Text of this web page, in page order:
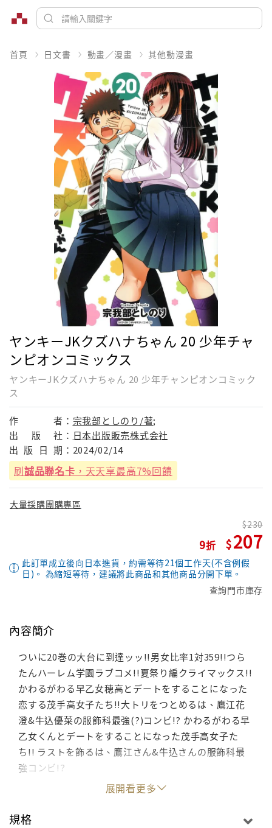
首頁 日文書 動畫／漫畫 其他動漫畫
ヤンキーJKクズハナちゃん 20 少年チャ
ンピオンコミックス
ヤンキーJKクズハナちゃん 20 少年チャンピオンコミック
ス
作 者： 宗我部としのり/著;
出
版 社： 日本出版販売株式会社
出 版 日 期： 2024/02/14
刷誠品聯名卡 ，天天享最高7%回饋
大量採購團購專區
9
230
207
此訂單成立後向日本進貨，約需等待21個工作天(不含例假
日)。 為縮短等待，建議將此商品和其他商品分開下單。
查詢門市庫存
內容簡介
ついに20巻の大台に到達ッッ!!男女比率1対359!!つら
たんハーレム学園ラブコメ!!夏祭り編クライマックス!!
かわるがわる早乙女穂高とデートをすることになった
恋する茂手高女子たち!!大トリをつとめるは、鷹江花
澄&牛込優菜の服飾科最強(?)コンビ!? かわるがわる早
乙女くんとデートをすることになった茂手高女子た
ち!! ラストを飾るは、鷹江さん&牛込さんの服飾科最
強コンビ!?
展開看更多
規格